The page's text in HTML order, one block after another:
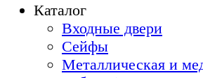
Каталог
Входные двери
Сейфы
Металлическая и